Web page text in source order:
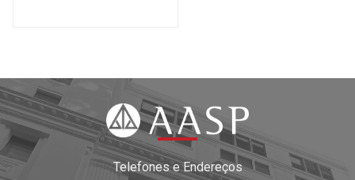
Telefones e Endereços